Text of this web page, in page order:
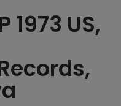
1973 US,